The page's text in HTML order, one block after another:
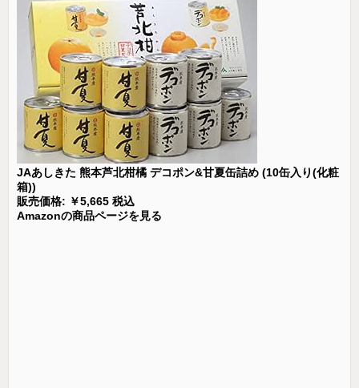
JAあしきた 熊本芦北柑橘 デコポン&甘夏缶詰め (10缶入り(化粧
箱))
販売価格: ￥5,665 税込
Amazonの商品ページを見る